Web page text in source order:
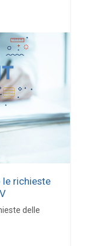
le richieste
delle